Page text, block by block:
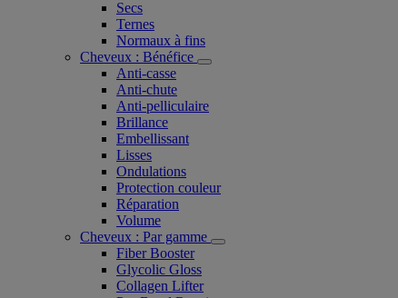
Secs
Ternes
Normaux à fins
Cheveux : Bénéfice
Anti-casse
Anti-chute
Anti-pelliculaire​
Brillance
Embellissant
Lisses
Ondulations
Protection couleur​
Réparation
Volume
Cheveux : Par gamme
Fiber Booster
Glycolic Gloss
Collagen Lifter